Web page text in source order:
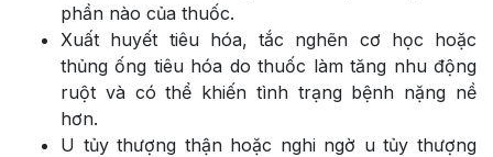
phần nào của thuốc.
Xuất huyết tiêu hóa, tắc nghẽn cơ học hoặc
thủng ống tiêu hóa do thuốc làm tăng nhu động
ruột và có thể khiến tình trạng bệnh nặng nề
hơn.
U tủy thượng thận hoặc nghi ngờ u tủy thượng